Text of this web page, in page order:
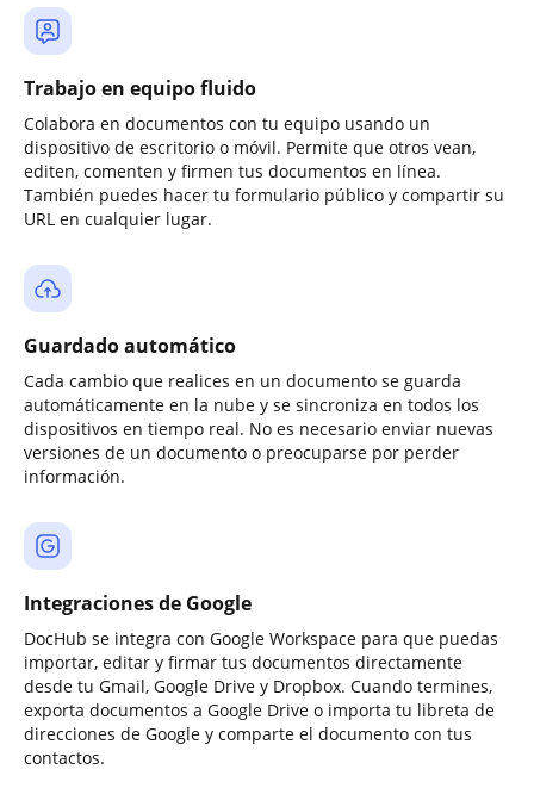
Trabajo en equipo fluido
Colabora en documentos con tu equipo usando un
dispositivo de escritorio o móvil. Permite que otros vean,
editen, comenten y firmen tus documentos en línea.
También puedes hacer tu formulario público y compartir su
URL en cualquier lugar.
Guardado automático
Cada cambio que realices en un documento se guarda
automáticamente en la nube y se sincroniza en todos los
dispositivos en tiempo real. No es necesario enviar nuevas
versiones de un documento o preocuparse por perder
información.
Integraciones de Google
DocHub se integra con Google Workspace para que puedas
importar, editar y firmar tus documentos directamente
desde tu Gmail, Google Drive y Dropbox. Cuando termines,
exporta documentos a Google Drive o importa tu libreta de
direcciones de Google y comparte el documento con tus
contactos.